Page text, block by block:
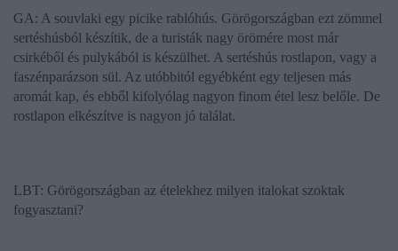
GA: A souvlaki egy picike rablóhús. Görögországban ezt zömmel
sertéshúsból készítik, de a turisták nagy örömére most már
csirkéből és pulykából is készülhet. A sertéshús rostlapon, vagy a
faszénparázson sül. Az utóbbitól egyébként egy teljesen más
aromát kap, és ebből kifolyólag nagyon finom étel lesz belőle. De
rostlapon elkészítve is nagyon jó találat.
LBT: Görögországban az ételekhez milyen italokat szoktak
fogyasztani?